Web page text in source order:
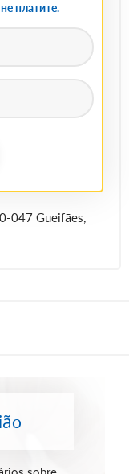
платите.
047 Gueifães,